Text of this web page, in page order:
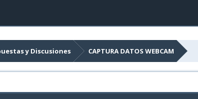
y Discusiones CAPTURA DATOS WEBCAM